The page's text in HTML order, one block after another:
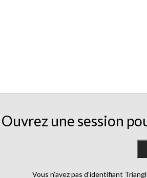
Ouvrez une session
Vous n’avez pas d’identifiant